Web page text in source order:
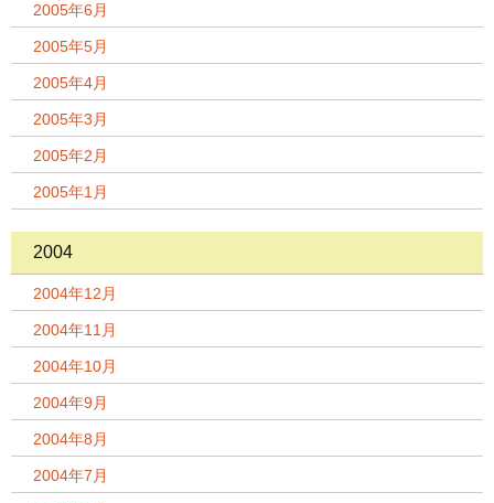
2005年6月
2005年5月
2005年4月
2005年3月
2005年2月
2005年1月
2004
2004年12月
2004年11月
2004年10月
2004年9月
2004年8月
2004年7月